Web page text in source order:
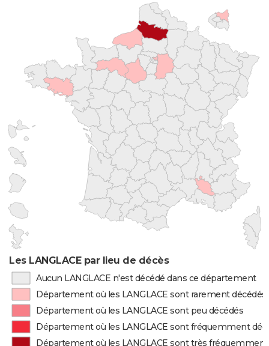
Les LANGLACE par lieu de décès
Aucun LANGLACE n'est décédé dans ce département
Département où les LANGLACE sont rarement décédés
Département où les LANGLACE sont peu décédés
Département où les LANGLACE sont fréquemment
Département où les LANGLACE sont très